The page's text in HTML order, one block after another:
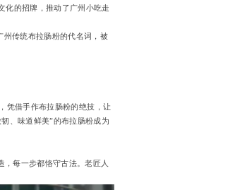
化的招牌，推动了广州小吃走
州传统布拉肠粉的代名词，被
凭借手作布拉肠粉的绝技，让
、味道鲜美”的布拉肠粉成为
每一步都恪守古法。老匠人